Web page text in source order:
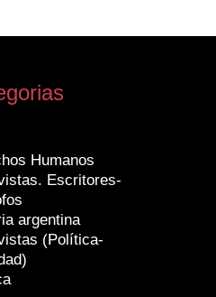
Humanos
Escritores-
argentina
(Política-